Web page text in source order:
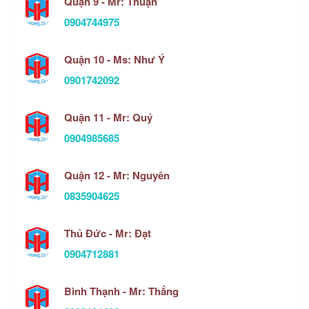
0904744975
Quận 10 - Ms: Như Ý
0901742092
Quận 11 - Mr: Quý
0904985685
Quận 12 - Mr: Nguyên
0835904625
Thủ Đức - Mr: Đạt
0904712881
Bình Thạnh - Mr: Thắng